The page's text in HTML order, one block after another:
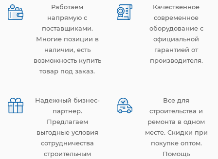
Работаем
напрямую с
поставщиками.
Многие позиции в
наличии, есть
возможность купить
товар под заказ.
Качественное
современное
оборудование с
официальной
гарантией от
производителя.
Надежный бизнес-
партнер.
Предлагаем
выгодные условия
сотрудничества
строительным
Все для
строительства и
ремонта в одном
месте. Скидки при
покупке оптом.
Помощь